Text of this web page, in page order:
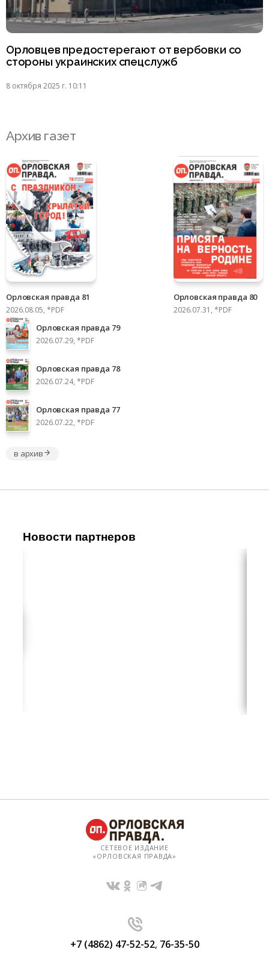
Орловцев предостерегают от вербовки со
стороны украинских спецслужб
8 октября 2025 г. 10:11
Архив газет
Орловская правда 81
2026.08.05, *PDF
Орловская правда 80
2026.07.31, *PDF
Орловская правда 79
2026.07.29, *PDF
Орловская правда 78
2026.07.24, *PDF
Орловская правда 77
2026.07.22, *PDF
в архив
Новости партнеров
СЕТЕВОЕ ИЗДАНИЕ
«ОРЛОВСКАЯ ПРАВДА»
+7 (4862) 47-52-52, 76-35-50